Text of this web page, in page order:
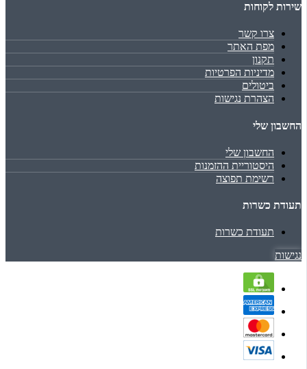
שירות לקוחות
צרו קשר
מפת האתר
תקנון
מדיניות הפרטיות
ביטולים
הצהרת נגישות
החשבון שלי
החשבון שלי
היסטוריית ההזמנות
רשימת תפוצה
תעודת כשרות
תעודת כשרות
נגישות